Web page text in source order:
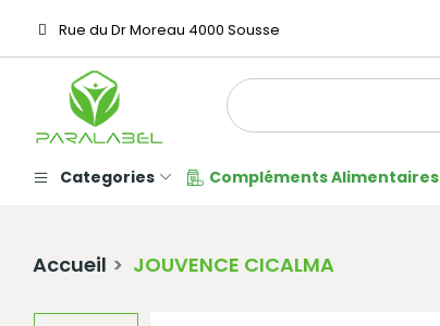
Rue du Dr Moreau 4000 Sousse
Categories Compléments Alimentaires
Accueil JOUVENCE CICALMA